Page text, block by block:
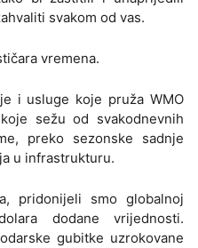
svakom od vas.
vremena.
i usluge koje pruža WMO
sežu od svakodnevnih
preko sezonske sadnje
u infrastrukturu.
pridonijeli smo globalnoj
dodane vrijednosti.
gubitke uzrokovane